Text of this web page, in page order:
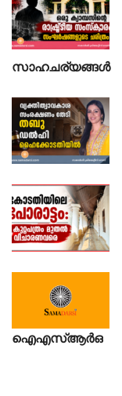
സാഹചര്യങ്ങൾ
ഐഎസ്ആർഒ